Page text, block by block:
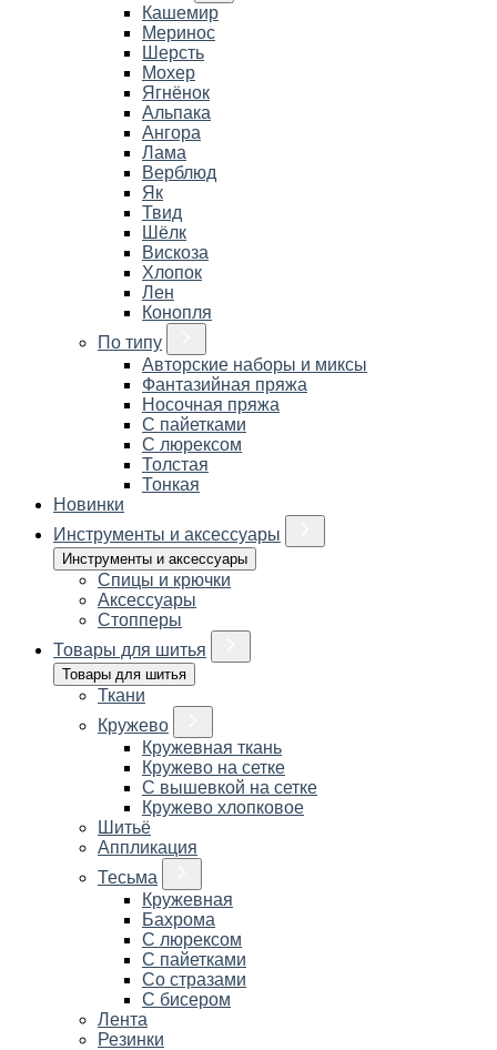
Кашемир
Меринос
Шерсть
Мохер
Ягнёнок
Альпака
Ангора
Лама
Верблюд
Як
Твид
Шёлк
Вискоза
Хлопок
Лен
Конопля
По типу
Авторские наборы и миксы
Фантазийная пряжа
Носочная пряжа
С пайетками
С люрексом
Толстая
Тонкая
Новинки
Инструменты и аксессуары
Инструменты и аксессуары
Спицы и крючки
Аксессуары
Стопперы
Товары для шитья
Товары для шитья
Ткани
Кружево
Кружевная ткань
Кружево на сетке
С вышевкой на сетке
Кружево хлопковое
Шитьё
Аппликация
Тесьма
Кружевная
Бахрома
С люрексом
С пайетками
Со стразами
С бисером
Лента
Резинки